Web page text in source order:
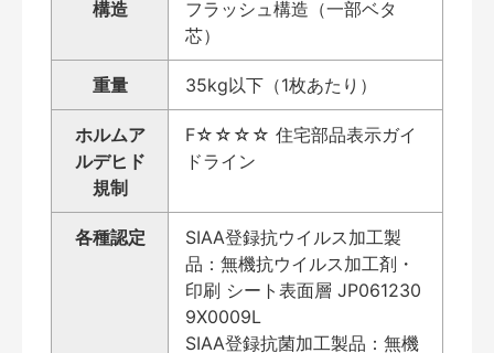
構造
フラッシュ構造（一部ベタ
芯）
重量 35kg以下（1枚あたり）
ホルムア
ルデヒド
規制
F☆☆☆☆ 住宅部品表示ガイ
ドライン
各種認定
SIAA登録抗ウイルス加工製
品：無機抗ウイルス加工剤・
印刷 シート表面層 JP061230
9X0009L
SIAA登録抗菌加工製品：無機